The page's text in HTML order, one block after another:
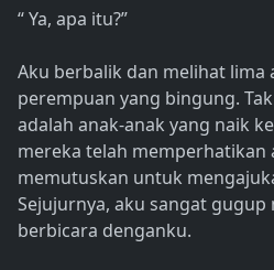
“ Ya, apa itu?”
Aku berbalik dan melihat lima
perempuan yang bingung.
adalah anak-anak yang naik
mereka telah memperhatikan
memutuskan untuk
Sejujurnya, aku sangat
berbicara denganku.